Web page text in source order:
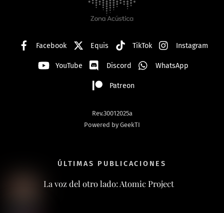
Top
Facebook Equis TikTok Instagram
YouTube Discord WhatsApp
Patreon
Rev.30012025a
Powered by GeekTI
ÚLTIMAS PUBLICACIONES
La voz del otro lado: Atomic Project